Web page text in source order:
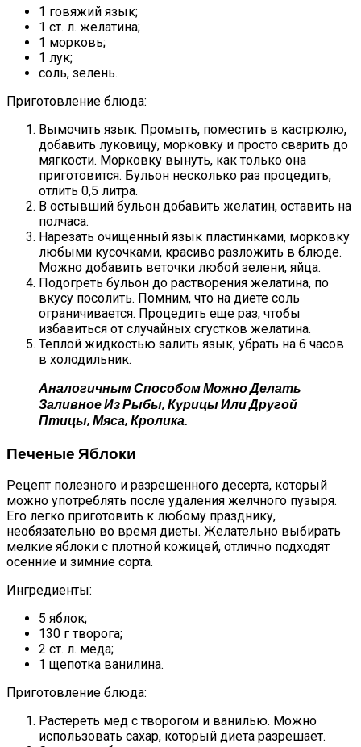
1 говяжий язык;
1 ст. л. желатина;
1 морковь;
1 лук;
соль, зелень.
Приготовление блюда:
Вымочить язык. Промыть, поместить в кастрюлю,
добавить луковицу, морковку и просто сварить до
мягкости. Морковку вынуть, как только она
приготовится. Бульон несколько раз процедить,
отлить 0,5 литра.
В остывший бульон добавить желатин, оставить на
полчаса.
Нарезать очищенный язык пластинками, морковку
любыми кусочками, красиво разложить в блюде.
Можно добавить веточки любой зелени, яйца.
Подогреть бульон до растворения желатина, по
вкусу посолить. Помним, что на диете соль
ограничивается. Процедить еще раз, чтобы
избавиться от случайных сгустков желатина.
Теплой жидкостью залить язык, убрать на 6 часов
в холодильник.
Аналогичным Способом Можно Делать
Заливное Из Рыбы, Курицы Или Другой
Птицы, Мяса, Кролика.
Печеные Яблоки
Рецепт полезного и разрешенного десерта, который
можно употреблять после удаления желчного пузыря.
Его легко приготовить к любому празднику,
необязательно во время диеты. Желательно выбирать
мелкие яблоки с плотной кожицей, отлично подходят
осенние и зимние сорта.
Ингредиенты:
5 яблок;
130 г творога;
2 ст. л. меда;
1 щепотка ванилина.
Приготовление блюда:
Растереть мед с творогом и ванилью. Можно
использовать сахар, который диета разрешает.